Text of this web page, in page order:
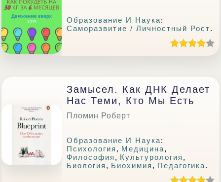
Образование И Наука:
Саморазвитие / Личностный Рост.
Замысел. Как ДНК Делает
Нас Теми, Кто Мы Есть
Пломин Роберт
Образование И Наука:
Психология , Медицина,
Философия , Культурология ,
Биология , Биохимия , Педагогика.